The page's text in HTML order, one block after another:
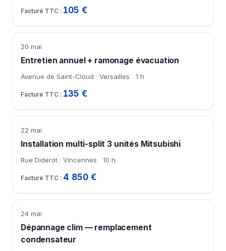
105 €
20 mai
Entretien annuel + ramonage évacuation
Avenue de Saint-Cloud · Versailles 1 h
135 €
22 mai
Installation multi-split 3 unités Mitsubishi
Rue Diderot · Vincennes 10 h
4 850 €
24 mai
Dépannage clim — remplacement
condensateur